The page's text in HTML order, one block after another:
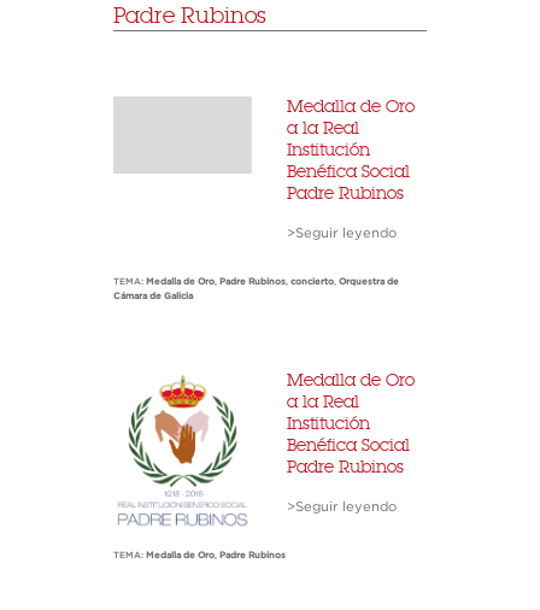
Padre Rubinos
Medalla de Oro
a la Real
Institución
Benéfica Social
Padre Rubinos
>Seguir leyendo
TEMA: Medalla de Oro, Padre Rubinos, concierto, Orquestra de
Cámara de Galicia
Medalla de Oro
a la Real
Institución
Benéfica Social
Padre Rubinos
>Seguir leyendo
TEMA: Medalla de Oro, Padre Rubinos